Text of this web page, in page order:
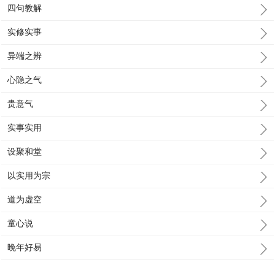
四句教解
实修实事
异端之辨
心隐之气
贵意气
实事实用
设聚和堂
以实用为宗
道为虚空
童心说
晚年好易